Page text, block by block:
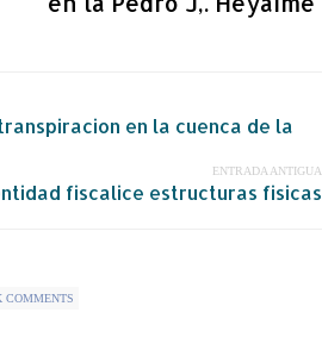
en la cuenca de la
ENTRADA ANTIGUA
fiscalice estructuras fisicas
COMMENTS